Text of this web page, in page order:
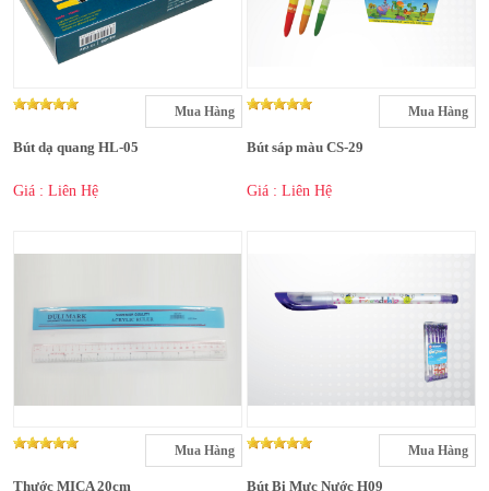
Mua Hàng
Bút dạ quang HL-05
Giá : Liên Hệ
Mua Hàng
Bút sáp màu CS-29
Giá : Liên Hệ
Mua Hàng
Thước MICA 20cm
Mua Hàng
Bút Bi Mực Nước H09